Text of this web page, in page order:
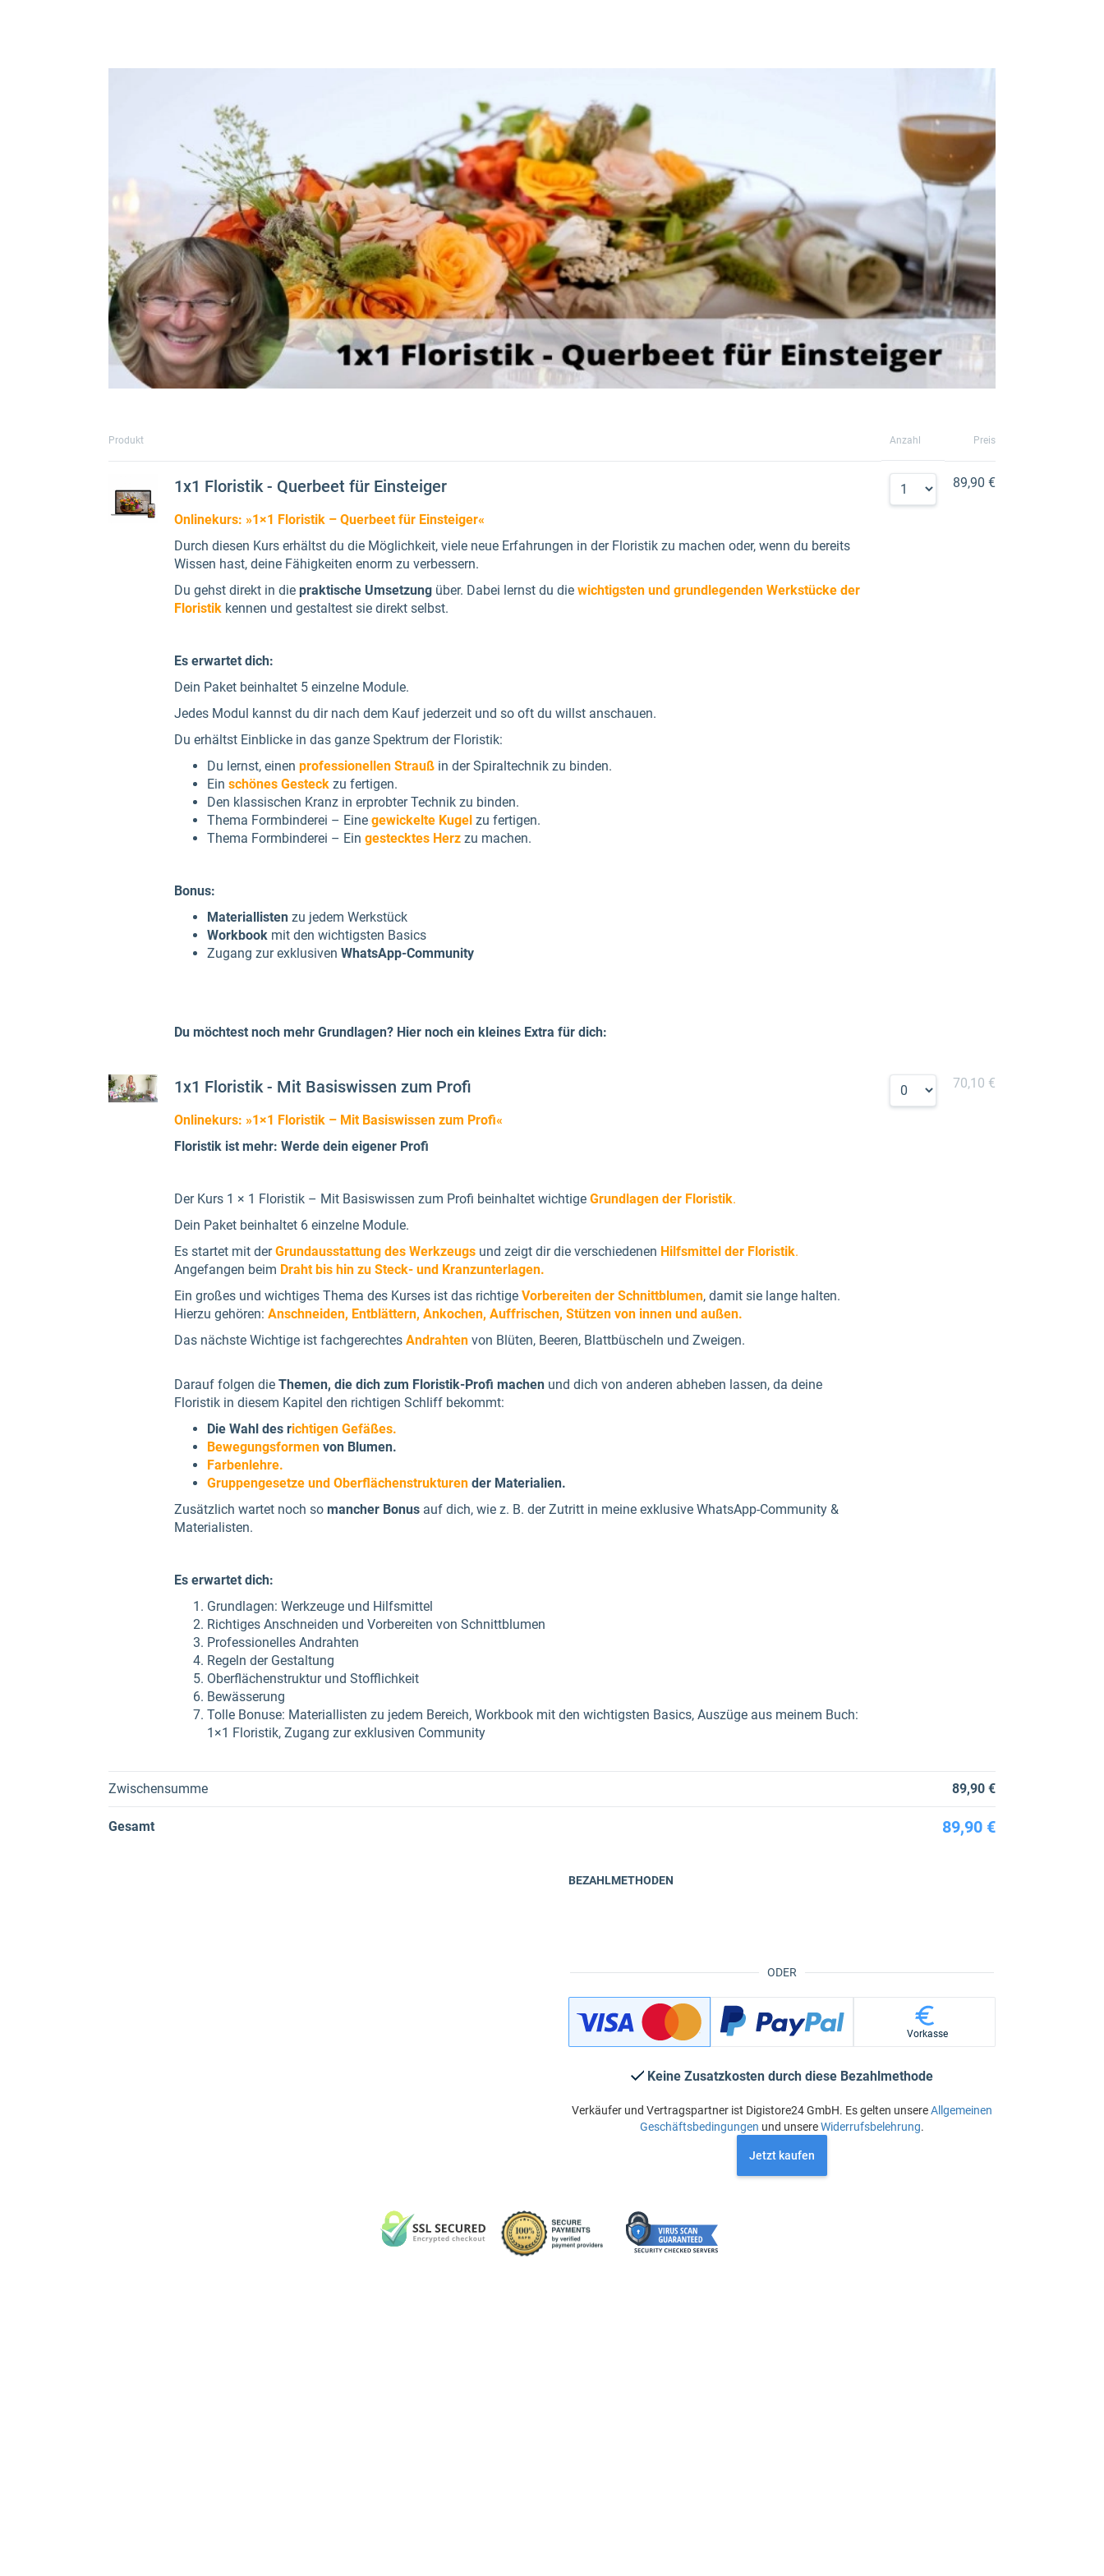
Produkt Anzahl Preis
1x1 Floristik - Querbeet für Einsteiger
Onlinekurs: »1×1 Floristik – Querbeet für Einsteiger«
Durch diesen Kurs erhältst du die Möglichkeit, viele neue Erfahrungen in der Floristik zu machen oder, wenn du bereits
Wissen hast, deine Fähigkeiten enorm zu verbessern.
Du gehst direkt in die praktische Umsetzung über. Dabei lernst du die wichtigsten und grundlegenden Werkstücke der
Floristik kennen und gestaltest sie direkt selbst.
Es erwartet dich:
Dein Paket beinhaltet 5 einzelne Module.
Jedes Modul kannst du dir nach dem Kauf jederzeit und so oft du willst anschauen.
Du erhältst Einblicke in das ganze Spektrum der Floristik:
Du lernst, einen professionellen Strauß in der Spiraltechnik zu binden.
Ein schönes Gesteck zu fertigen.
Den klassischen Kranz in erprobter Technik zu binden.
Thema Formbinderei – Eine gewickelte Kugel zu fertigen.
Thema Formbinderei – Ein gestecktes Herz zu machen.
Bonus:
Materiallisten zu jedem Werkstück
Workbook mit den wichtigsten Basics
Zugang zur exklusiven WhatsApp-Community
Du möchtest noch mehr Grundlagen? Hier noch ein kleines Extra für dich:
89,90 €
1x1 Floristik - Mit Basiswissen zum Profi
Onlinekurs: »1×1 Floristik – Mit Basiswissen zum Profi«
Floristik ist mehr: Werde dein eigener Profi
Der Kurs 1 × 1 Floristik – Mit Basiswissen zum Profi beinhaltet wichtige Grundlagen der Floristik.
Dein Paket beinhaltet 6 einzelne Module.
Es startet mit derGrundausstattung des Werkzeugs und zeigt dir die verschiedenen Hilfsmittel der Floristik.
Angefangen beim Draht bis hin zu Steck- und Kranzunterlagen.
Ein großes und wichtiges Thema des Kurses ist das richtige Vorbereiten der Schnittblumen, damit sie lange halten.
Hierzu gehören: Anschneiden, Entblättern, Ankochen, Auffrischen, Stützen von innen und außen.
Das nächste Wichtige ist fachgerechtes Andrahten von Blüten, Beeren, Blattbüscheln und Zweigen.
Darauf folgen die Themen, die dich zum Floristik-Profi machen und dich von anderen abheben lassen, da deine
Floristik in diesem Kapitel den richtigen Schliff bekommt:
Die Wahl des richtigen Gefäßes.
Bewegungsformen von Blumen.
Farbenlehre.
Gruppengesetze und Oberflächenstrukturen der Materialien.
Zusätzlich wartet noch so mancher Bonus auf dich, wie z. B. der Zutritt in meine exklusive WhatsApp-Community &
Materialisten.
Es erwartet dich:
Grundlagen: Werkzeuge und Hilfsmittel
Richtiges Anschneiden und Vorbereiten von Schnittblumen
Professionelles Andrahten
Regeln der Gestaltung
Oberflächenstruktur und Stofflichkeit
Bewässerung
Tolle Bonuse: Materiallisten zu jedem Bereich, Workbook mit den wichtigsten Basics, Auszüge aus meinem Buch:
1×1 Floristik, Zugang zur exklusiven Community
70,10 €
Zwischensumme 89,90 €
Gesamt 89,90 €
ODER
BEZAHLMETHODEN
Vorkasse
Keine Zusatzkosten durch diese Bezahlmethode
Verkäufer und Vertragspartner ist Digistore24 GmbH. Es gelten unsereAllgemeinen
Geschäftsbedingungen und unsereWiderrufsbelehrung.
Jetzt kaufen